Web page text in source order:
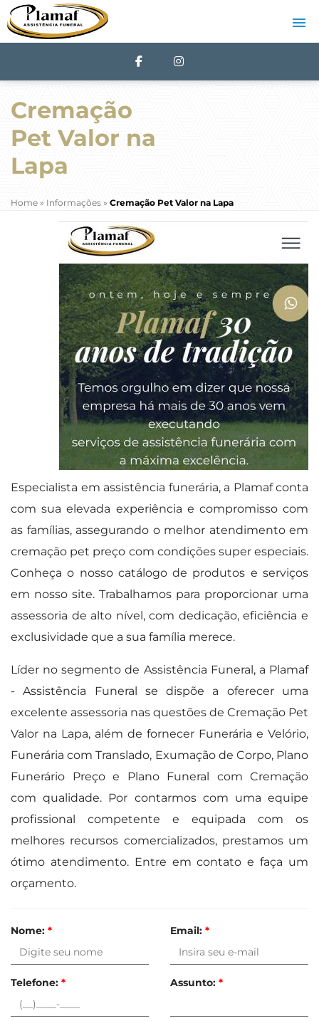
Cremação
Pet Valor na
Lapa
Home » Informações » Cremação Pet Valor na Lapa
Especialista em assistência funerária, a Plamaf conta
com sua elevada experiência e compromisso com
as famílias, assegurando o melhor atendimento em
cremação pet preço com condições super especiais.
Conheça o nosso catálogo de produtos e serviços
em nosso site. Trabalhamos para proporcionar uma
assessoria de alto nível, com dedicação, eficiência e
exclusividade que a sua família merece.
Líder no segmento de Assistência Funeral, a Plamaf
- Assistência Funeral se dispõe a oferecer uma
excelente assessoria nas questões de Cremação Pet
Valor na Lapa, além de fornecer Funerária e Velório,
Funerária com Translado, Exumação de Corpo, Plano
Funerário Preço e Plano Funeral com Cremação
com qualidade. Por contarmos com uma equipe
profissional competente e equipada com os
melhores recursos comercializados, prestamos um
ótimo atendimento. Entre em contato e faça um
orçamento.
Nome: * Email: *
Telefone: * Assunto: *